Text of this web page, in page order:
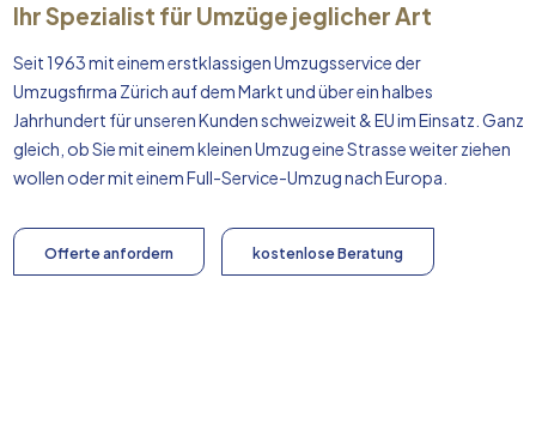
Ihr Spezialist für Umzüge jeglicher Art
Seit 1963 mit einem erstklassigen Umzugsservice der
Umzugsfirma Zürich auf dem Markt und über ein halbes
Jahrhundert für unseren Kunden schweizweit & EU im Einsatz. Ganz
gleich, ob Sie mit einem kleinen Umzug eine Strasse weiter ziehen
wollen oder mit einem Full-Service-Umzug nachEuropa
Offerte anfordern kostenlose Beratung